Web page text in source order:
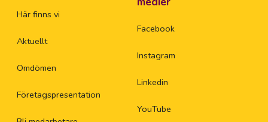
Här finns vi
Aktuellt
Omdömen
Företagspresentation
Facebook
Instagram
Linkedin
YouTube